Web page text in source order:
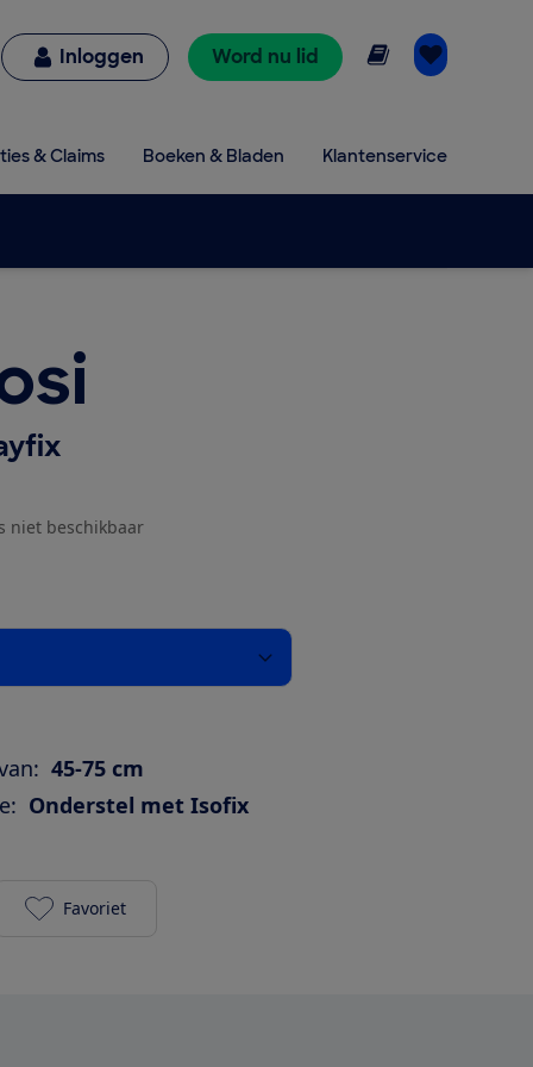
Inloggen Word nu lid Online lezen
& Claims Boeken & Bladen Klantenservice
niet beschikbaar
45-75 cm
Onderstel met Isofix
Maxi-Cosi Pebble Plus + 2wayfix toevoegen aan je
Favoriet